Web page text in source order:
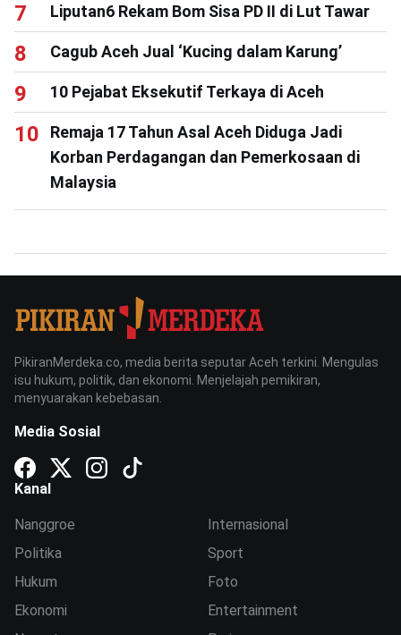
Liputan6 Rekam Bom Sisa PD II di Lut Tawar
Cagub Aceh Jual ‘Kucing dalam Karung’
10 Pejabat Eksekutif Terkaya di Aceh
Remaja 17 Tahun Asal Aceh Diduga Jadi
Korban Perdagangan dan Pemerkosaan di
Malaysia
PikiranMerdeka.co, media berita seputar Aceh terkini. Mengulas
isu hukum, politik, dan ekonomi. Menjelajah pemikiran,
menyuarakan kebebasan.
Media Sosial
Kanal
Nanggroe
Politika
Hukum
Ekonomi
Internasional
Sport
Foto
Entertainment